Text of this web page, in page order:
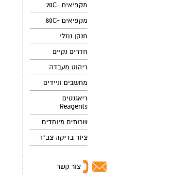
מקפיאים -20C
מקפיאים -80C
חנקן נוזלי
חדרים נקיים
ריהוט מעבדה
מחשבים וניידים
ריאגנטים
Reagents
שרותים מיוחדים
ציוד בדיקה צב"ד
צור קשר